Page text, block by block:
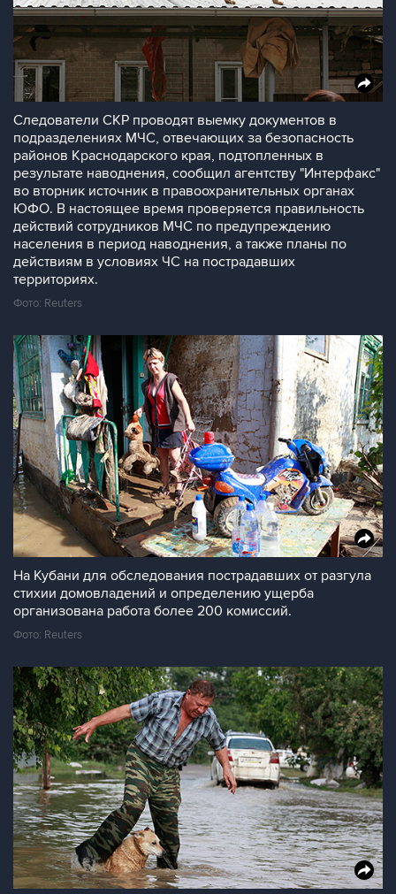
Следователи СКР проводят выемку документов в
подразделениях МЧС, отвечающих за безопасность
районов Краснодарского края, подтопленных в
результате наводнения, сообщил агентству "Интерфакс"
во вторник источник в правоохранительных органах
ЮФО. В настоящее время проверяется правильность
действий сотрудников МЧС по предупреждению
населения в период наводнения, а также планы по
действиям в условиях ЧС на пострадавших
территориях.
Фото: Reuters
На Кубани для обследования пострадавших от разгула
стихии домовладений и определению ущерба
организована работа более 200 комиссий.
Фото: Reuters